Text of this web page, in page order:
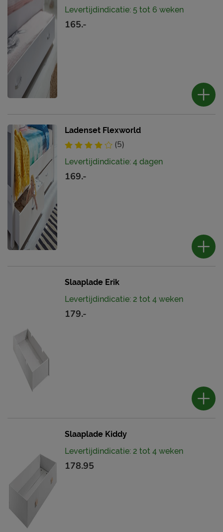
Levertijdindicatie: 5 tot 6 weken
165.-
Ladenset Flexworld
(5)
Levertijdindicatie: 4 dagen
169.-
Slaaplade Erik
Levertijdindicatie: 2 tot 4 weken
179.-
Slaaplade Kiddy
Levertijdindicatie: 2 tot 4 weken
178.95